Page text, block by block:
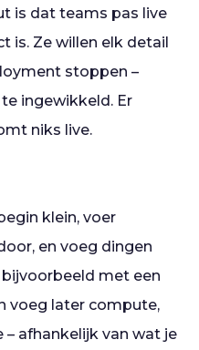
is dat teams pas live
is. Ze willen elk detail
stoppen –
ingewikkeld. Er
niks live.
klein, voer
en voeg dingen
met een
voeg later compute,
afhankelijk van wat je